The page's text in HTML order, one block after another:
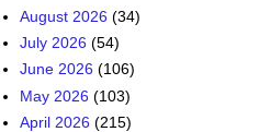
August 2026 (34)
July 2026 (54)
June 2026 (106)
May 2026 (103)
April 2026 (215)